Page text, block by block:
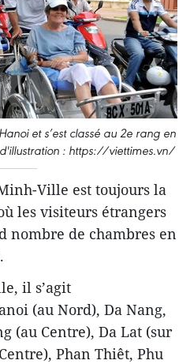
et s’est classé au 2e rang en
: https://viettimes.vn/
Ville est toujours la
les visiteurs étrangers
nombre de chambres en
il s’agit
(au Nord), Da Nang,
(au Centre), Da Lat (sur
Phan Thiêt, Phu